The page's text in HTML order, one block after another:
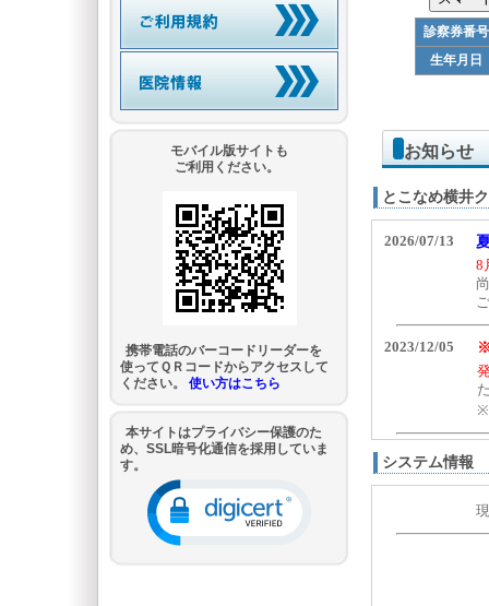
診察券番号
生年月日
お知らせ
とこなめ横井
システム情報
モバイル版サイトも
ご利用ください。
携帯電話のバーコードリーダーを
使ってＱＲコードからアクセスして
ください。 使い方はこちら
本サイトはプライバシー保護のた
め、SSL暗号化通信を採用していま
す。